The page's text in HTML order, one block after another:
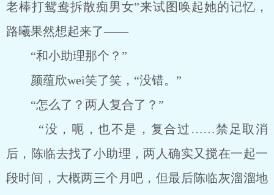
老棒打鸳鸯拆散痴男女”来试图唤起她的记忆，
路曦果然想起来了——
“和小助理那个？”
颜蕴欣wei笑了笑，“没错。”
“怎么了？两人复合了？”
“没，呃，也不是，复合过……禁足取消
后，陈临去找了小助理，两人确实又搅在一起一
段时间，大概两三个月吧，但最后陈临灰溜溜地